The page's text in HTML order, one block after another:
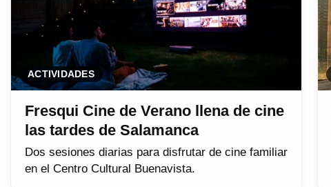
ACTIVIDADES
Fresqui Cine de Verano llena de cine
las tardes de Salamanca
Dos sesiones diarias para disfrutar de cine familiar
en el Centro Cultural Buenavista.